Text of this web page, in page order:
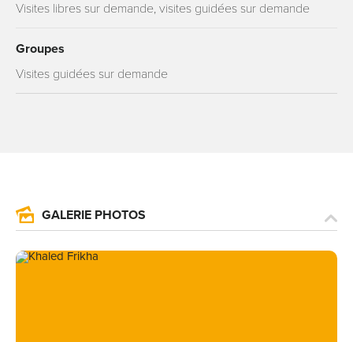
Visites libres sur demande, visites guidées sur demande
Groupes
Visites guidées sur demande
GALERIE PHOTOS